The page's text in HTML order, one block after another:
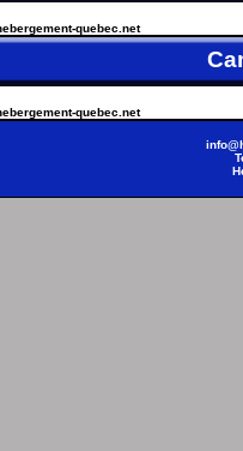
quebec.net
quebec.net